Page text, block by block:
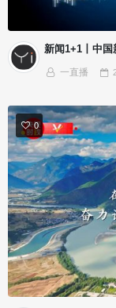
新闻1+1丨中国
一直播
0